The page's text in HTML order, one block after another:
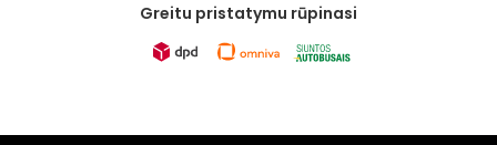
Greitu pristatymu rūpinasi